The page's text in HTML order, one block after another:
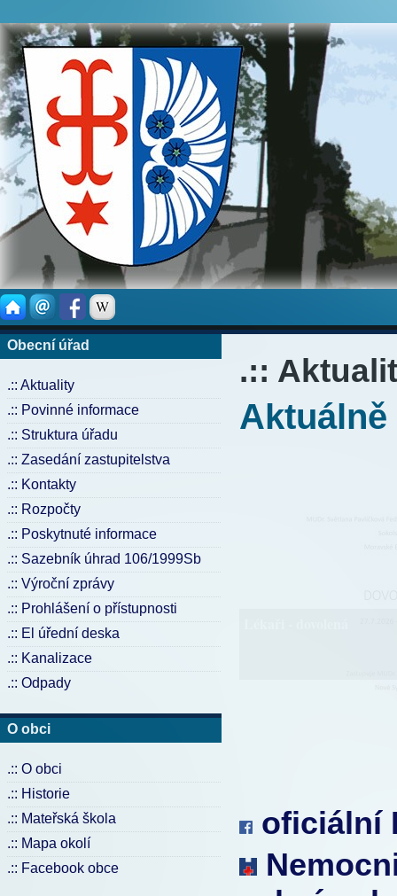
Obecní úřad
.:: Aktuality
.:: Povinné informace
.:: Struktura úřadu
.:: Zasedání zastupitelstva
.:: Kontakty
.:: Rozpočty
.:: Poskytnuté informace
.:: Sazebník úhrad 106/1999Sb
.:: Výroční zprávy
.:: Prohlášení o přístupnosti
.:: El úřední deska
.:: Kanalizace
.:: Odpady
O obci
.:: O obci
.:: Historie
.:: Mateřská škola
.:: Mapa okolí
.:: Facebook obce
.::
oficiální